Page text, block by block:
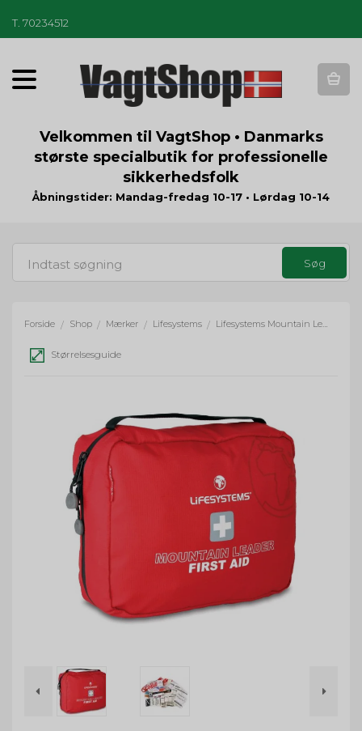
T 70234512
T
o
g
a
t
n
Velkommen til VagtShop • Danmarks
største specialbutik for professionelle
sikkerhedsfolk
Åbningstider: Mandag-fredag 10-17 • Lørdag 10-14
Forside / Shop / Mærker / Lifesystems / Lifesystems Mountain Leader
Størrelsesguide